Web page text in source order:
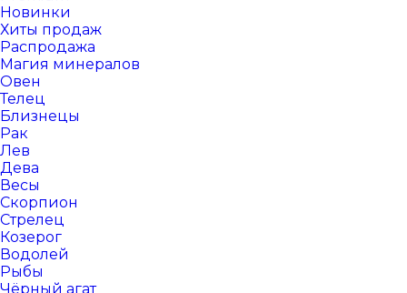
Новинки
Хиты продаж
Распродажа
Магия минералов
Овен
Телец
Близнецы
Рак
Лев
Дева
Весы
Скорпион
Стрелец
Козерог
Водолей
Рыбы
Чёрный агат